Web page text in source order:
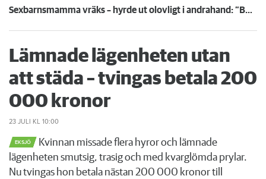
Sexbarnsmamma vräks – hyrde ut olovligt i andrahand: ”Borde tas större hänsyn till barnen”
Lämnade lägenheten utan
att städa – tvingas betala 200
000 kronor
23 JULI KL 10:00
EKSJÖ
Kvinnan missade flera hyror och lämnade
lägenheten smutsig, trasig och med kvarglömda prylar.
Nu tvingas hon betala nästan 200 000 kronor till